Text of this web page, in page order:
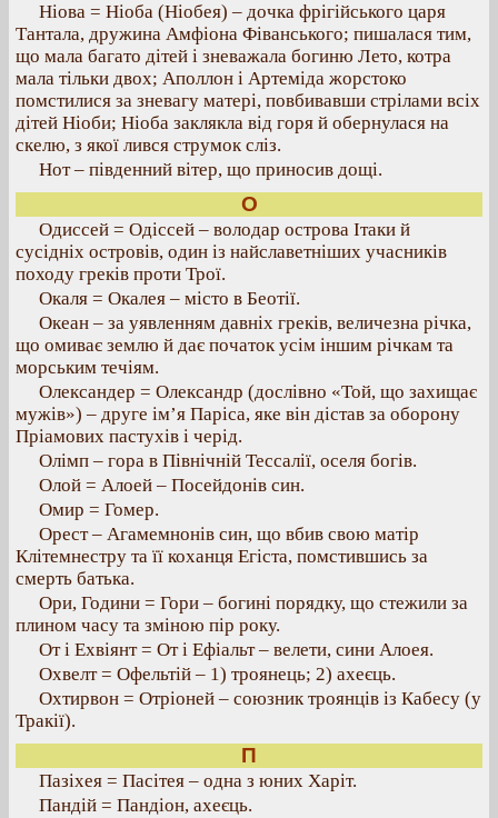
Ніова = Ніоба (Ніобея) – дочка фрігійського царя
Тантала, дружина Амфіона Фіванського; пишалася тим,
що мала багато дітей і зневажала богиню Лето, котра
мала тільки двох; Аполлон і Артеміда жорстоко
помстилися за зневагу матері, повбивавши стрілами всіх
дітей Ніоби; Ніоба заклякла від горя й обернулася на
скелю, з якої лився струмок сліз.
Нот – південний вітер, що приносив дощі.
О
Одиссей = Одіссей – володар острова Ітаки й
сусідніх островів, один із найславетніших учасників
походу греків проти Трої.
Окаля = Окалея – місто в Беотії.
Океан – за уявленням давніх греків, величезна річка,
що омиває землю й дає початок усім іншим річкам та
морським течіям.
Олександер = Олександр (дослівно «Той, що захищає
мужів») – друге ім’я Паріса, яке він дістав за оборону
Пріамових пастухів і черід.
Олімп – гора в Північній Тессалії, оселя богів.
Олой = Алоей – Посейдонів син.
Омир = Гомер.
Орест – Агамемнонів син, що вбив свою матір
Клітемнестру та її коханця Егіста, помстившись за
смерть батька.
Ори, Години = Гори – богині порядку, що стежили за
плином часу та зміною пір року.
От і Ехвіянт = От і Ефіальт – велети, сини Алоея.
Охвелт = Офельтій – 1) троянець; 2) ахеєць.
Охтирвон = Отріоней – союзник троянців із Кабесу (у
Тракії).
П
Пазіхея = Пасітея – одна з юних Харіт.
Пандій = Пандіон, ахеєць.